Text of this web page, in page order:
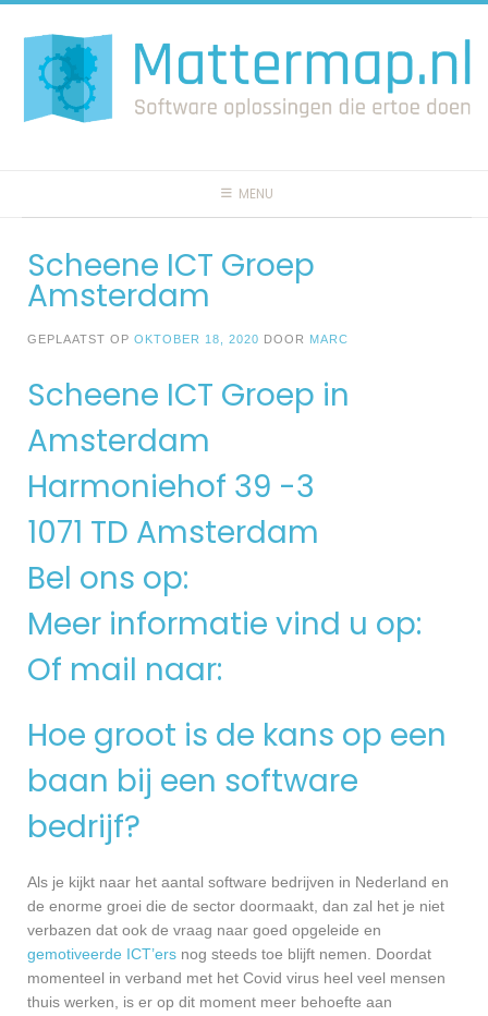
naar
inhoud
MENU
Scheene ICT Groep
Amsterdam
GEPLAATST OP OKTOBER 18, 2020 DOOR MARC
Scheene ICT Groep in
Amsterdam
Harmoniehof 39 -3
1071 TD Amsterdam
Bel ons op:
Meer informatie vind u op:
Of mail naar:
Hoe groot is de kans op een
baan bij een software
bedrijf?
Als je kijkt naar het aantal software bedrijven in Nederland en
de enorme groei die de sector doormaakt, dan zal het je niet
verbazen dat ook de vraag naar goed opgeleide en
gemotiveerde ICT’ers nog steeds toe blijft nemen. Doordat
momenteel in verband met het Covid virus heel veel mensen
thuis werken, is er op dit moment meer behoefte aan